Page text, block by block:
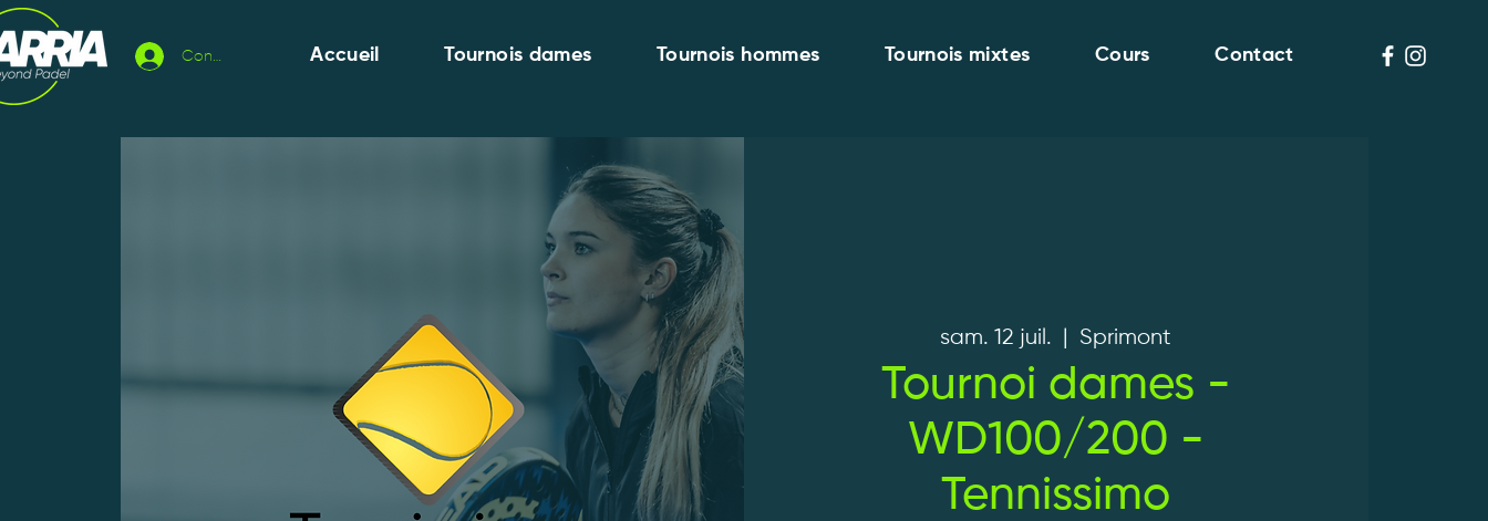
Connexion Accueil Tournois dames Tournois hommes Tournois mixtes Cours Contact
sam. 12 juil. Sprimont
Tournoi dames -
WD100/200 -
Tennissimo